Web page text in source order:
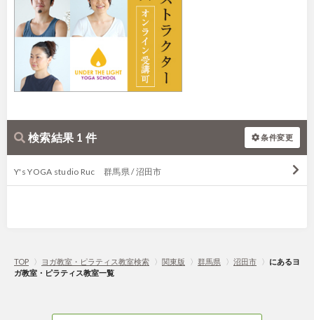
検索結果 1 件 条件変更
Y's YOGA studio Ruc 群馬県 / 沼田市
TOP 〉 ヨガ教室・ピラティス教室検索 〉 関東版 〉 群馬県 〉 沼田市 〉 にあるヨ
ガ教室・ピラティス教室一覧